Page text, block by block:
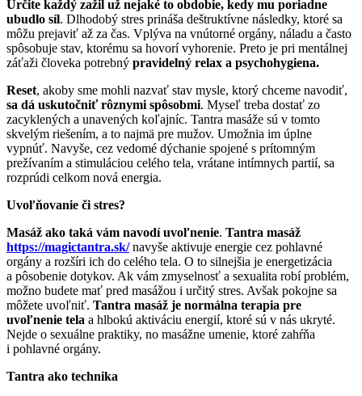
Určite každý zažil už nejaké to obdobie, kedy mu poriadne
ubudlo síl. Dlhodobý stres prináša deštruktívne následky, ktoré sa
môžu prejaviť až za čas. Vplýva na vnútorné orgány, náladu a často
spôsobuje stav, ktorému sa hovorí vyhorenie. Preto je pri mentálnej
záťaži človeka potrebný pravidelný relax a psychohygiena.
Reset, akoby sme mohli nazvať stav mysle, ktorý chceme navodiť,
sa dá uskutočniť rôznymi spôsobmi. Myseľ treba dostať zo
zacyklených a unavených koľajníc. Tantra masáže sú v tomto
skvelým riešením, a to najmä pre mužov. Umožnia im úplne
vypnúť. Navyše, cez vedomé dýchanie spojené s prítomným
prežívaním a stimuláciou celého tela, vrátane intímnych partií, sa
rozprúdi celkom nová energia.
Uvoľňovanie či stres?
Masáž ako taká vám navodí uvoľnenie. Tantra masáž
https://magictantra.sk/navyše aktivuje energie cez pohlavné
orgány a rozšíri ich do celého tela. O to silnejšia je energetizácia
a pôsobenie dotykov. Ak vám zmyselnosť a sexualita robí problém,
možno budete mať pred masážou i určitý stres. Avšak pokojne sa
môžete uvoľniť. Tantra masáž je normálna terapia pre
uvoľnenie tela a hlbokú aktiváciu energií, ktoré sú v nás ukryté.
Nejde o sexuálne praktiky, no masážne umenie, ktoré zahŕňa
i pohlavné orgány.
Tantra ako technika